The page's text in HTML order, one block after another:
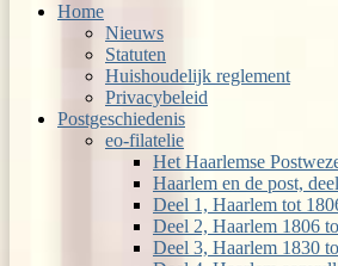
Home
Nieuws
Statuten
Huishoudelijk reglement
Privacybeleid
Postgeschiedenis
eo-filatelie
Het Haarlemse
Haarlem en de post,
Deel 1, Haarlem tot
Deel 2, Haarlem 1806
Deel 3, Haarlem 1830